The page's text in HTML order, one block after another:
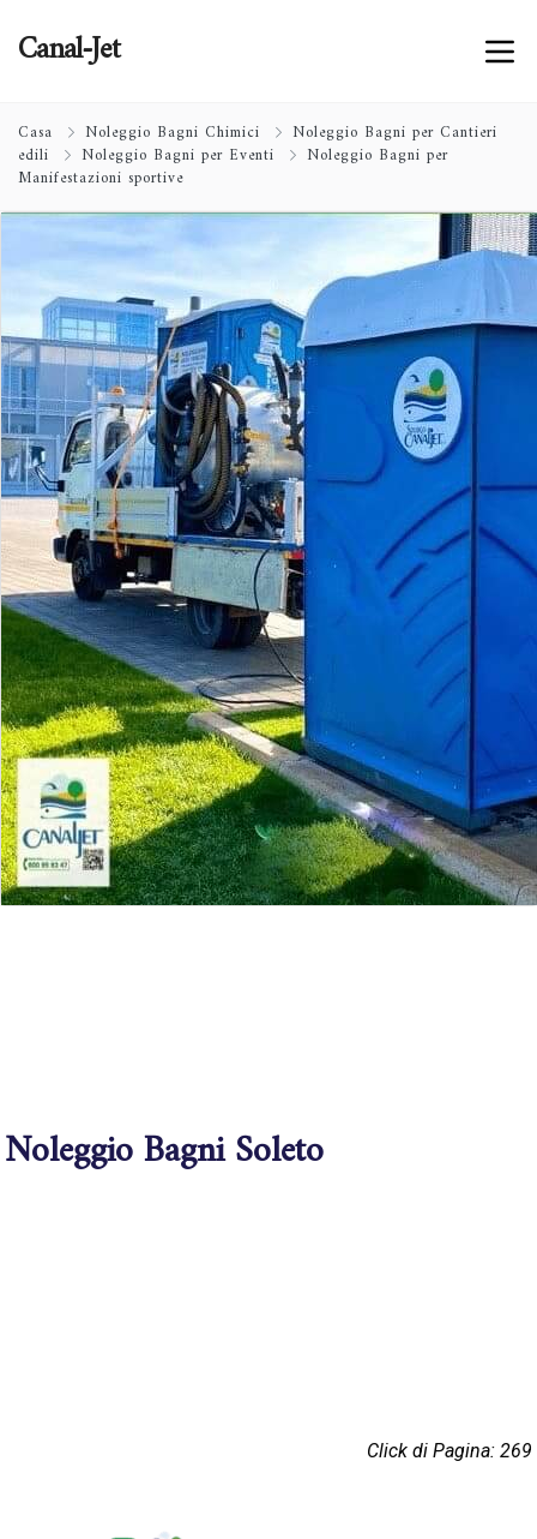
Canal-Jet
Casa Noleggio Bagni Chimici
Noleggio Bagni per Cantieri
edili
Noleggio Bagni per Eventi
Noleggio Bagni per
Manifestazioni sportive
Noleggio Bagni Soleto
Click di Pagina: 269